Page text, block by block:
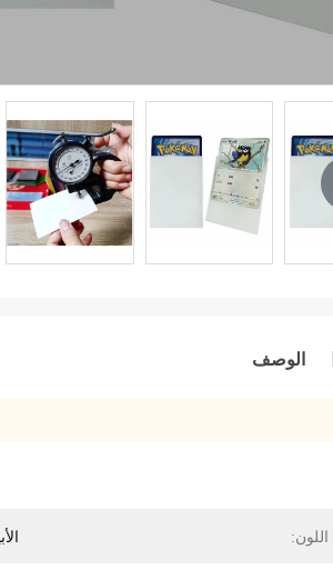
الوصف
اللون: